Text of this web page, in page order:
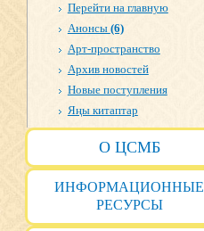
Перейти на главную
Анонсы (6)
Арт-пространство
Архив новостей
Новые поступления
Яңы китаптар
О ЦСМБ
ИНФОРМАЦИОННЫЕ
РЕСУРСЫ